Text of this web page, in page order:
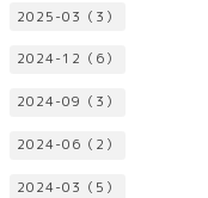
2025-03（3）
2024-12（6）
2024-09（3）
2024-06（2）
2024-03（5）